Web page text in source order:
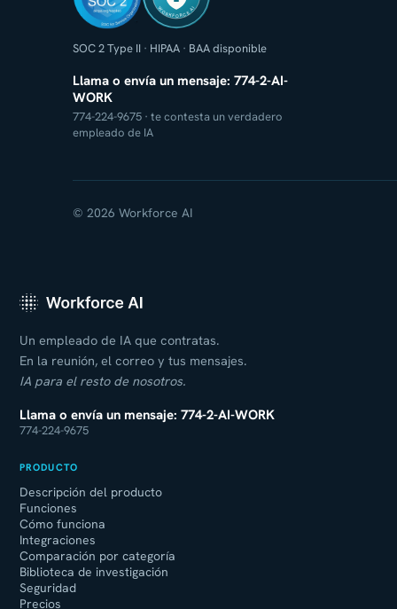
WORKFORCE AI
SOC 2 Type II · HIPAA · BAA disponible
Llama o envía un mensaje: 774-2-AI-
WORK
774-224-9675 · te contesta un verdadero
empleado de IA
© 2026 Workforce AI
Un empleado de IA que contratas.
En la reunión, el correo y tus mensajes.
IA para el resto de nosotros.
Llama o envía un mensaje: 774-2-AI-WORK
774-224-9675
PRODUCTO
Descripción del producto
Funciones
Cómo funciona
Integraciones
Comparación por categoría
Biblioteca de investigación
Seguridad
Precios